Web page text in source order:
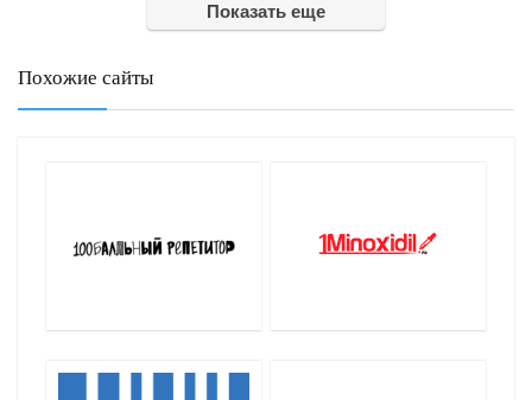
Показать еще
Похожие сайты